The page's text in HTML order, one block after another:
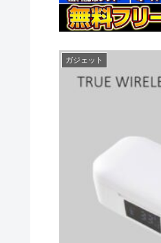
ガジェット